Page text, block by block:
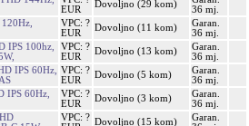
EUR
Dovoljno (29 kom)
36 mj.
VPC: ?
EUR
Dovoljno (11 kom)
Garan.
36 mj.
IPS 100hz,
VPC: ?
EUR
Dovoljno (13 kom)
Garan.
36 mj.
IPS 60Hz,
VPC: ?
EUR
Dovoljno (5 kom)
Garan.
36 mj.
IPS 60Hz,
VPC: ?
EUR
Dovoljno (3 kom)
Garan.
36 mj.
VPC: ? Dovoljno (15 kom)
Garan.